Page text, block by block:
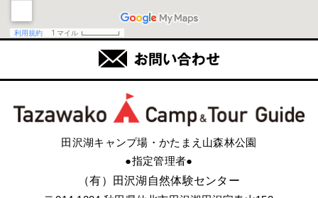
田沢湖キャンプ場・かたまえ山森林公園
●指定管理者●
（有）田沢湖自然体験センター